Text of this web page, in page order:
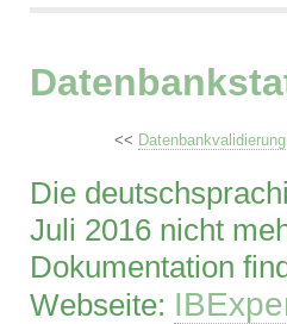
<<
Die
Juli 2016 nicht
Dokumentation
Webseite: